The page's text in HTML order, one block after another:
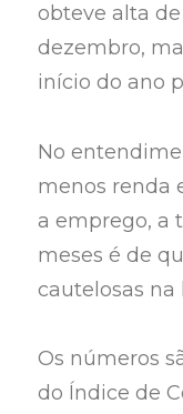
obteve alta de
dezembro,
início do ano
No
menos renda
a emprego, a
meses é de
cautelosas na
Os números
do Índice de